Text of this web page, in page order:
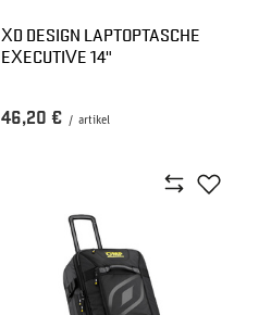
XD DESIGN LAPTOPTASCHE
EXECUTIVE 14"
46,20 € / artikel